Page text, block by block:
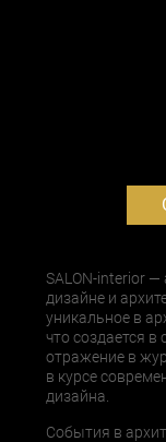
SALON-interior
дизайне и
уникальное в
что создается в
отражение в
в курсе
дизайна.
События в